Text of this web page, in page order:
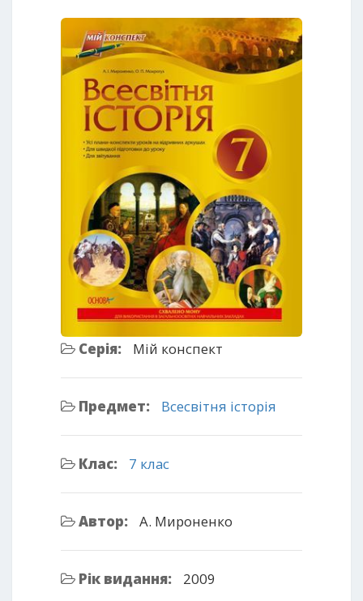
Серія: Мій конспект
Предмет: Всесвітня історія
Клас: 7 клас
Автор: А. Мироненко
Рік видання: 2009